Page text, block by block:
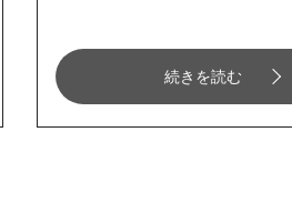
続きを読む